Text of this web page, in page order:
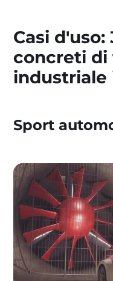
Casi d'uso:
concreti di
Sport